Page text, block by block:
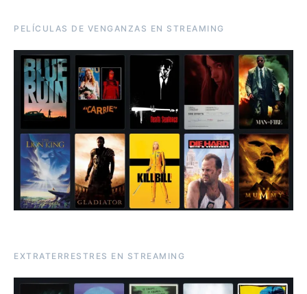
PELÍCULAS DE VENGANZAS EN STREAMING
EXTRATERRESTRES EN STREAMING